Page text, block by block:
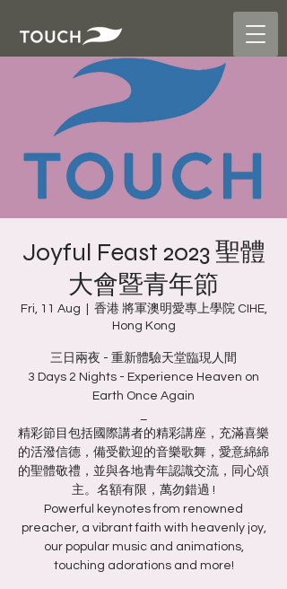
Joyful Feast 2023 聖體
大會暨青年節
Fri, 11 Aug
香港 將軍澳明愛專上學院 CIHE,
Hong Kong
三日兩夜 - 重新體驗天堂臨現人間
3 Days 2 Nights - Experience Heaven on
Earth Once Again
精彩節目包括國際講者的精彩講座，充滿喜樂
的活潑信德，備受歡迎的音樂歌舞，愛意綿綿
的聖體敬禮，並與各地青年認識交流，同心頌
主。名額有限，萬勿錯過 !
Powerful keynotes from renowned
preacher, a vibrant faith with heavenly joy,
our popular music and animations,
touching adorations and more!